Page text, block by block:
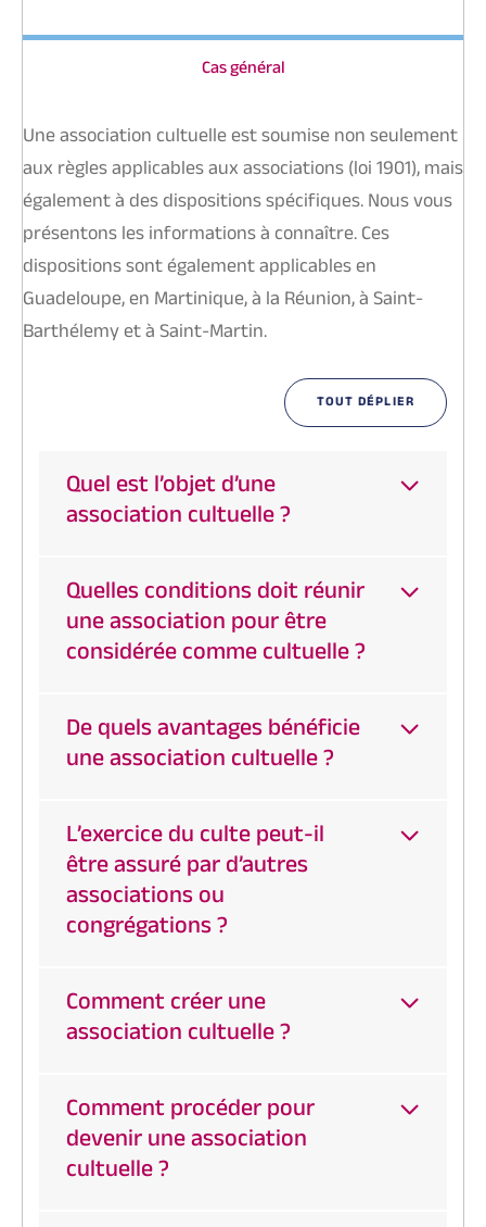
Cas général
Une association cultuelle est soumise non seulement
aux règles applicables aux associations (loi 1901), mais
également à des dispositions spécifiques. Nous vous
présentons les informations à connaître. Ces
dispositions sont également applicables en
Guadeloupe, en Martinique, à la Réunion, à Saint-
Barthélemy et à Saint-Martin.
TOUT DÉPLIER
Quel est l’objet d’une
association cultuelle ?
Quelles conditions doit réunir
une association pour être
considérée comme cultuelle ?
De quels avantages bénéficie
une association cultuelle ?
L’exercice du culte peut-il
être assuré par d’autres
associations ou
congrégations ?
Comment créer une
association cultuelle ?
Comment procéder pour
devenir une association
cultuelle ?